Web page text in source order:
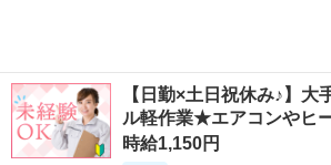
【日勤×土日祝休み♪】大
ル軽作業★エアコンやヒ
時給1,150円